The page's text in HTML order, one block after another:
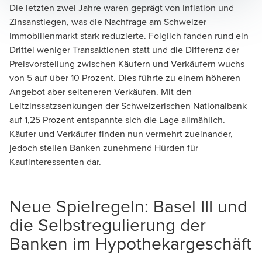
Die letzten zwei Jahre waren geprägt von Inflation und
Zinsanstiegen, was die Nachfrage am Schweizer
Immobilienmarkt stark reduzierte. Folglich fanden rund ein
Drittel weniger Transaktionen statt und die Differenz der
Preisvorstellung zwischen Käufern und Verkäufern wuchs
von 5 auf über 10 Prozent. Dies führte zu einem höheren
Angebot aber selteneren Verkäufen. Mit den
Leitzinssatzsenkungen der Schweizerischen Nationalbank
auf 1,25 Prozent entspannte sich die Lage allmählich.
Käufer und Verkäufer finden nun vermehrt zueinander,
jedoch stellen Banken zunehmend Hürden für
Kaufinteressenten dar.
Neue Spielregeln: Basel III und
die Selbstregulierung der
Banken im Hypothekargeschäft
Joël Buntschu
Leiter Immobilien Mittelland - Partner